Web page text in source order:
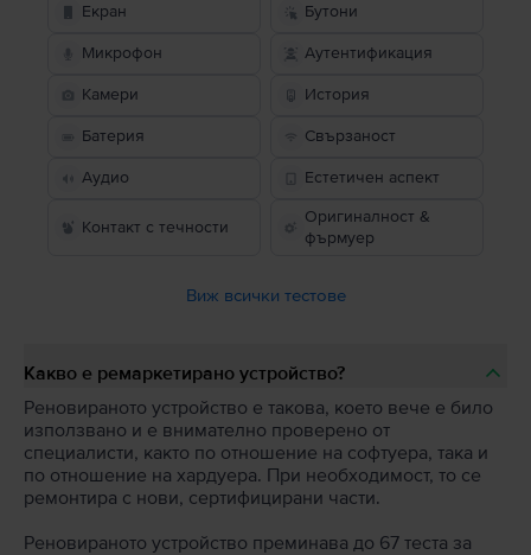
Екран Бутони
Микрофон Аутентификация
Камери История
Батерия Свързаност
Аудио Естетичен аспект
Контакт с течности
Оригиналност &
фърмуер
Виж всички тестове
Какво е ремаркетирано устройство?
Реновираното устройство е такова, което вече е било
използвано и е внимателно проверено от
специалисти, както по отношение на софтуера, така и
по отношение на хардуера. При необходимост, то се
ремонтира с нови, сертифицирани части.
Реновираното устройство преминава до 67 теста за